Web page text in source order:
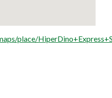
place/